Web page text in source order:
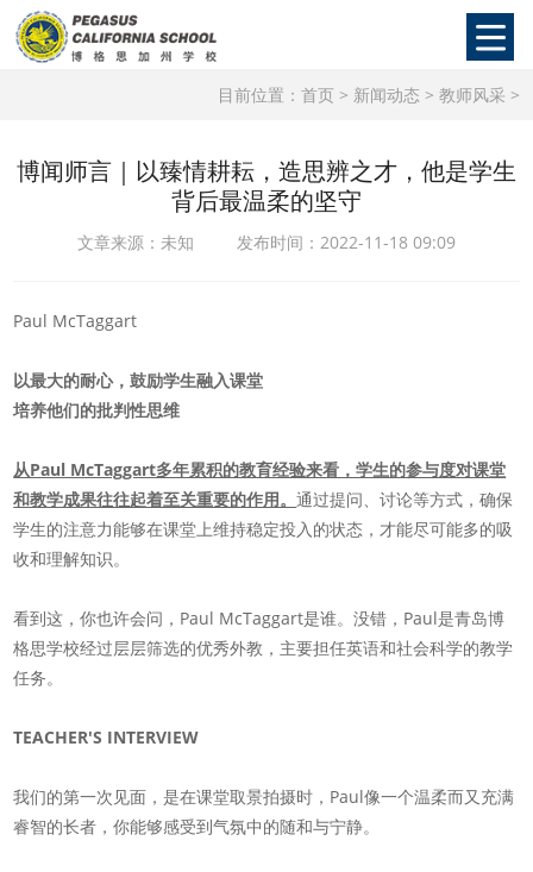
目前位置： 首页> 新闻动态 > 教师风采 >
博闻师言｜以臻情耕耘，造思辨之才，他是学生
背后最温柔的坚守
文章来源：未知 发布时间：2022-11-18 09:09
Paul McTaggart
以最大的耐心，鼓励学生融入课堂
培养他们的批判性思维
从Paul McTaggart多年累积的教育经验来看，学生的参与度对课堂
和教学成果往往起着至关重要的作用。通过提问、讨论等方式，确保
学生的注意力能够在课堂上维持稳定投入的状态，才能尽可能多的吸
收和理解知识。
看到这，你也许会问，Paul McTaggart是谁。没错，Paul是青岛博
格思学校经过层层筛选的优秀外教，主要担任英语和社会科学的教学
任务。
TEACHER'S INTERVIEW
我们的第一次见面，是在课堂取景拍摄时，Paul像一个温柔而又充满
睿智的长者，你能够感受到气氛中的随和与宁静。